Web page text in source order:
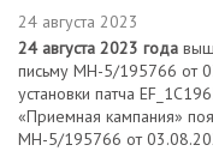
24 августа 2023
24 августа 2023 года
письму МН-5/195766 от
установки патча
«Приемная кампания»
МН-5/195766 от